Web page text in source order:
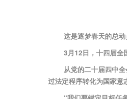
这是逐梦春天的总
3月12日，十四届全
从党的二十届四中
过法定程序转化为国家意